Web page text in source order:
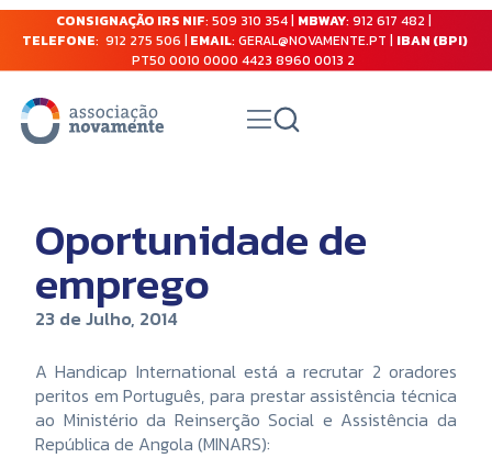
CONSIGNAÇÃO IRS NIF: 509 310 354 | MBWAY: 912 617 482 |
TELEFONE: 912 275 506 | EMAIL: GERAL@NOVAMENTE.PT | IBAN (BPI)
PT50 0010 0000 4423 8960 0013 2
Oportunidade de
emprego
23 de Julho, 2014
A Handicap International está a recrutar 2 oradores
peritos em Português, para prestar assistência técnica
ao Ministério da Reinserção Social e Assistência da
República de Angola (MINARS):